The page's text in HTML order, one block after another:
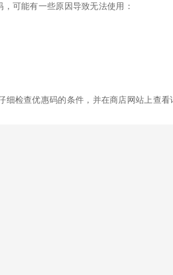
可能有一些原因导致无法使用：
检查优惠码的条件，并在商店网站上查看
gifting programs, including The